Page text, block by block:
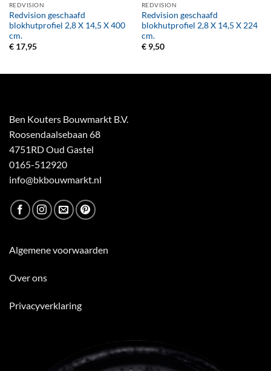
REDVISION
Redvision geschaafd
blokhutprofiel 2,8 X 14,5 X 400
cm.
€17,95
REDVISION
Redvision geschaafd
blokhutprofiel 2,8 X 14,5 X 224
cm.
€9,50
Ben Kouters Bouwmarkt B.V.
Roosendaalsebaan 68
4751RD Oud Gastel
0165-512920
info@bkbouwmarkt.nl
Algemene voorwaarden
Over ons
Privacyverklaring